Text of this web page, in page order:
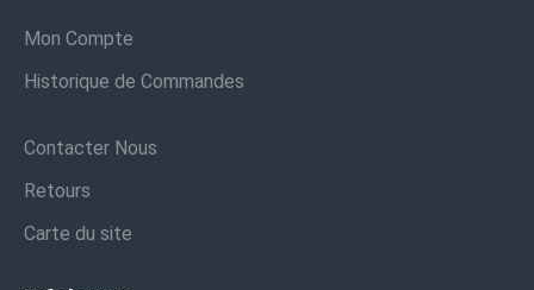
Mon Compte
Historique de Commandes
Contacter Nous
Retours
Carte du site